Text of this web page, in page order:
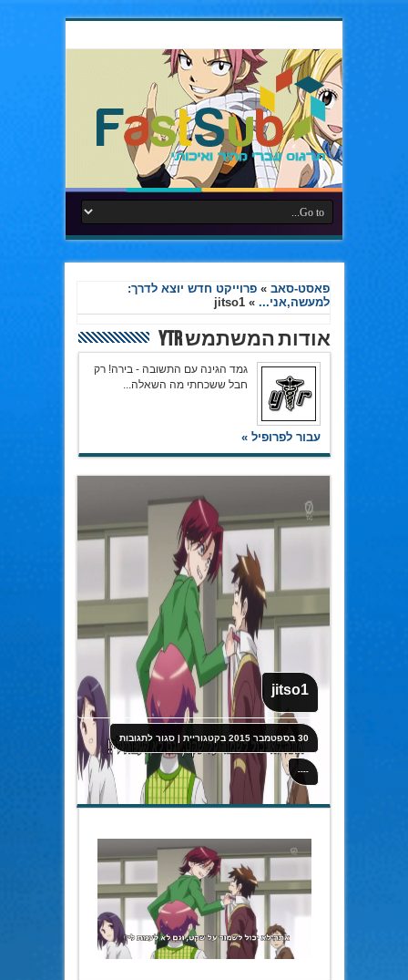
פאסט-סאב »פרוייקט חדש יוצא לדרך:
למעשה,אני... »
jitso1
אודות המשתמש YTR
גמד הגינה עם התשובה - בירה! רק
חבל ששכחתי מה השאלה...
עבור לפרופיל »
jitso1
30 בספטמבר 2015 בקטגוריית |סגור לתגובותעל
jitso1
----